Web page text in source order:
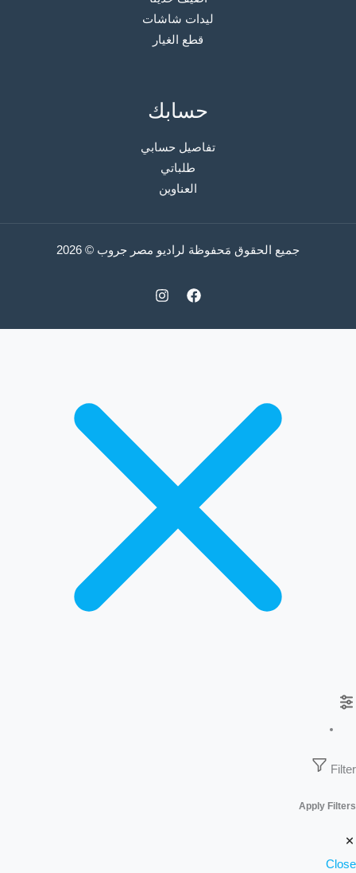
ليدات شاشات
قطع الغيار
حسابك
تفاصيل حسابي
طلباتي
العناوين
جميع الحقوق مَحفوظة لراديو مصر جروب © 2026
Filter
Apply Filters
Close